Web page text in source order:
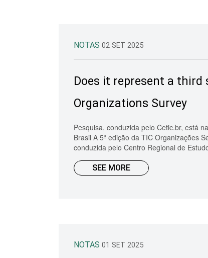
NOTAS 02 SET 2025
Does it represent a
Organizations Survey
Pesquisa, conduzida pelo Cetic.br, está
Brasil A 5ª edição da TIC Organizações
conduzida pelo Centro Regional de
SEE MORE
NOTAS 01 SET 2025